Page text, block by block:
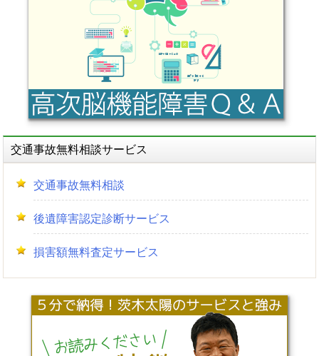
交通事故無料相談サービス
交通事故無料相談
後遺障害認定診断サービス
損害額無料査定サービス